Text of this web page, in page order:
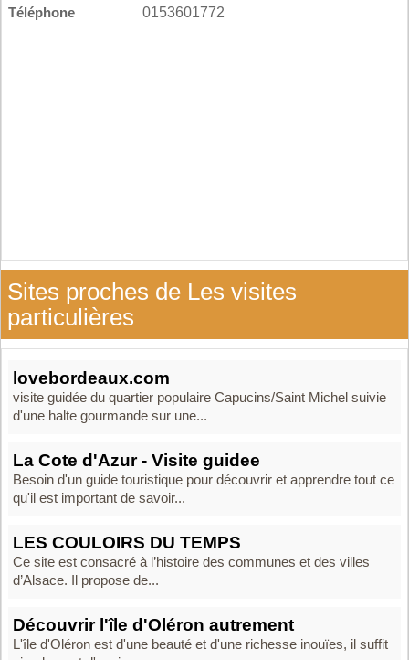
Téléphone
0153601772
Sites proches de Les visites
particulières
lovebordeaux.com
visite guidée du quartier populaire Capucins/Saint Michel suivie
d'une halte gourmande sur une...
La Cote d'Azur - Visite guidee
Besoin d'un guide touristique pour découvrir et apprendre tout ce
qu'il est important de savoir...
LES COULOIRS DU TEMPS
Ce site est consacré à l’histoire des communes et des villes
d’Alsace. Il propose de...
Découvrir l'île d'Oléron autrement
L'île d'Oléron est d'une beauté et d'une richesse inouïes, il suffit